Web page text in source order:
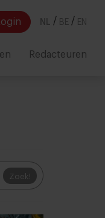
Login NL / BE / EN
Redacteuren
Zoek!